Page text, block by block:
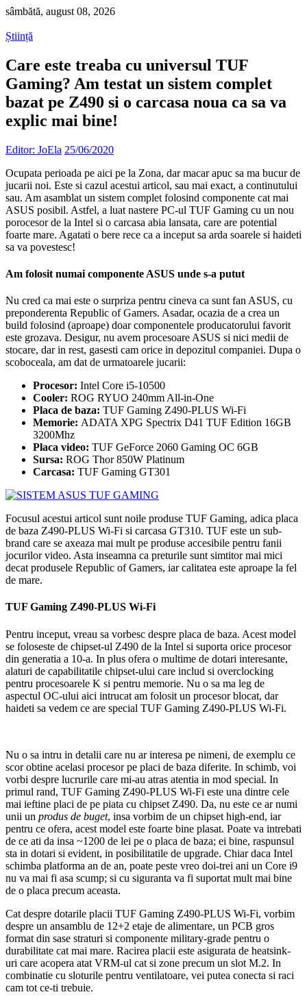
sâmbătă, august 08, 2026
Știință
Care este treaba cu universul TUF
Gaming? Am testat un sistem complet
bazat pe Z490 si o carcasa noua ca sa va
explic mai bine!
Editor: JoEla 25/06/2020
Ocupata perioada pe aici pe la Zona, dar macar apuc sa ma bucur de
jucarii noi. Este si cazul acestui articol, sau mai exact, a continutului
sau. Am asamblat un sistem complet folosind componente cat mai
ASUS posibil. Astfel, a luat nastere PC-ul TUF Gaming cu un nou
porocesor de la Intel si o carcasa abia lansata, care are potential
foarte mare. Agatati o bere rece ca a inceput sa arda soarele si haideti
sa va povestesc!
Am folosit numai componente ASUS unde s-a putut
Nu cred ca mai este o surpriza pentru cineva ca sunt fan ASUS, cu
preponderenta Republic of Gamers. Asadar, ocazia de a crea un
build folosind (aproape) doar componentele producatorului favorit
este grozava. Desigur, nu avem procesoare ASUS si nici medii de
stocare, dar in rest, gasesti cam orice in depozitul companiei. Dupa o
scoboceala, am dat de urmatoarele jucarii:
Procesor: Intel Core i5-10500
Cooler: ROG RYUO 240mm All-in-One
Placa de baza: TUF Gaming Z490-PLUS Wi-Fi
Memorie: ADATA XPG Spectrix D41 TUF Edition 16GB
3200Mhz
Placa video: TUF GeForce 2060 Gaming OC 6GB
Sursa: ROG Thor 850W Platinum
Carcasa: TUF Gaming GT301
Focusul acestui articol sunt noile produse TUF Gaming, adica placa
de baza Z490-PLUS Wi-Fi si carcasa GT310. TUF este un sub-
brand care se axeaza mai mult pe produse accesibile pentru fanii
jocurilor video. Asta inseamna ca preturile sunt simtitor mai mici
decat produsele Republic of Gamers, iar calitatea este aproape la fel
de mare.
TUF Gaming Z490-PLUS Wi-Fi
Pentru inceput, vreau sa vorbesc despre placa de baza. Acest model
se foloseste de chipset-ul Z490 de la Intel si suporta orice procesor
din generatia a 10-a. In plus ofera o multime de dotari interesante,
alaturi de capabilitatile chipset-ului care includ si overclocking
pentru procesoarele K si pentru memorie. Nu o sa ma leg de
aspectul OC-ului aici intrucat am folosit un procesor blocat, dar
haideti sa vedem ce are special TUF Gaming Z490-PLUS Wi-Fi.
Nu o sa intru in detalii care nu ar interesa pe nimeni, de exemplu ce
scor obtine acelasi procesor pe placi de baza diferite. In schimb, voi
vorbi despre lucrurile care mi-au atras atentia in mod special. In
primul rand, TUF Gaming Z490-PLUS Wi-Fi este una dintre cele
mai ieftine placi de pe piata cu chipset Z490. Da, nu este ce ar numi
unii un produs de buget, insa vorbim de un chipset high-end, iar
pentru ce ofera, acest model este foarte bine plasat. Poate va intrebati
de ce ati da insa ~1200 de lei pe o placa de baza; ei bine, raspunsul
sta in dotari si evident, in posibilitatile de upgrade. Chiar daca Intel
schimba platforma an de an, poate peste vreo doi-trei ani un Core i9
nu va mai fi asa scump; si cu siguranta va fi suportat mult mai bine
de o placa precum aceasta.
Cat despre dotarile placii TUF Gaming Z490-PLUS Wi-Fi, vorbim
despre un ansamblu de 12+2 etaje de alimentare, un PCB gros
format din sase straturi si componente military-grade pentru o
durabilitate cat mai mare. Racirea placii este asigurata de heatsink-
uri care acopera atat VRM-ul cat si zone precum un slot M.2. In
combinatie cu sloturile pentru ventilatoare, vei putea conecta si raci
cam tot ce-ti trebuie.